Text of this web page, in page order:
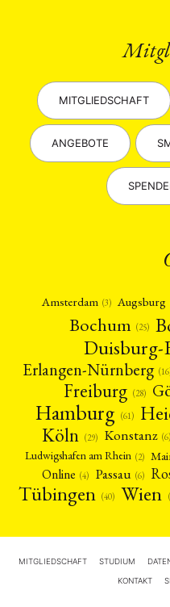
MITGLIEDSCHAFT
ANGEBOTE
Amsterdam (3) Augsburg
Bochum (25)
Duisburg-
Erlangen-Nürnberg
Freiburg (28)
Hamburg (61)
Köln (29) Konstanz (6)
Ludwigshafen am Rhein (2)
Online (4) Passau (6)
Tübingen (40) Wien
MITGLIEDSCHAFT STUDIUM
KONTAKT